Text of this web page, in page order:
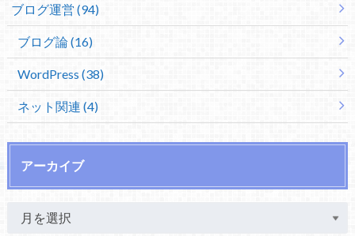
ブログ運営 (94)
ブログ論 (16)
WordPress (38)
ネット関連 (4)
アーカイブ